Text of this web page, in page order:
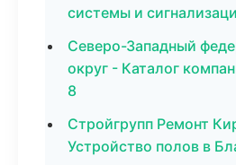
системы и
Северо-Западный
округ - Каталог
8
Стройгрупп Ремонт
Устройство полов в